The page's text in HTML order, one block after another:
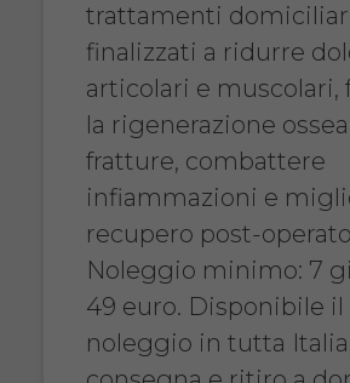
trattamenti
finalizzati a ridurre
articolari e muscolari,
la rigenerazione
fratture, combattere
infiammazioni e
recupero post-
Noleggio minimo: 7
49 euro. Disponibile il
noleggio in tutta